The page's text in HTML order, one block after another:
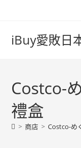
iBuy愛敗日
Costco-
禮盒
> 商店 > Costco-め